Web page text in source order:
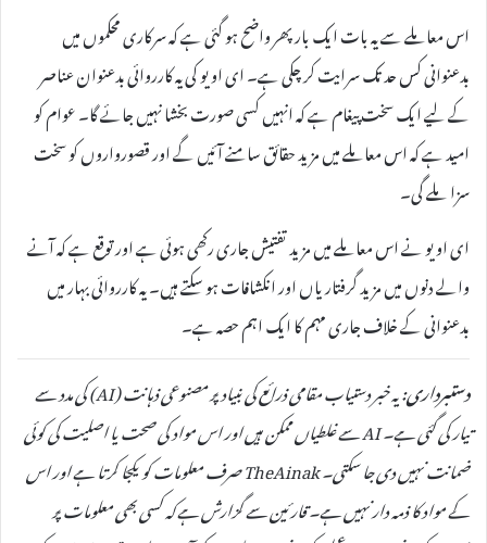
اس معاملے سے یہ بات ایک بار پھر واضح ہو گئی ہے کہ سرکاری محکموں میں
بدعنوانی کس حد تک سرایت کر چکی ہے۔ ای او یو کی یہ کارروائی بدعنوان عناصر
کے لیے ایک سخت پیغام ہے کہ انہیں کسی صورت بخشا نہیں جائے گا۔ عوام کو
امید ہے کہ اس معاملے میں مزید حقائق سامنے آئیں گے اور قصورواروں کو سخت
سزا ملے گی۔
ای او یو نے اس معاملے میں مزید تفتیش جاری رکھی ہوئی ہے اور توقع ہے کہ آنے
والے دنوں میں مزید گرفتاریاں اور انکشافات ہو سکتے ہیں۔ یہ کارروائی بہار میں
بدعنوانی کے خلاف جاری مہم کا ایک اہم حصہ ہے۔
دستبرداری:
یہ خبر دستیاب مقامی ذرائع کی بنیاد پر مصنوعی ذہانت (AI) کی مدد سے
تیار کی گئی ہے۔ AI سے غلطیاں ممکن ہیں اور اس مواد کی صحت یا اصلیت کی کوئی
ضمانت نہیں دی جا سکتی۔ TheAinak صرف معلومات کو یکجا کرتا ہے اور اس
کے مواد کا ذمہ دار نہیں ہے۔ قارئین سے گزارش ہے کہ کسی بھی معلومات پر